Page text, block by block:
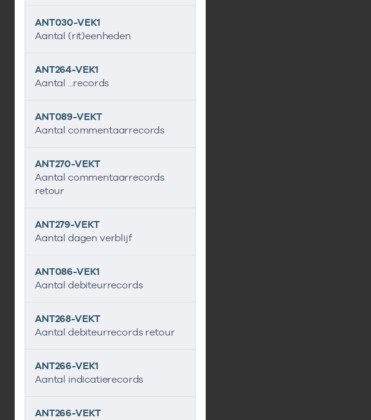
ANT030-VEK1
Aantal (rit)eenheden
ANT264-VEK1
Aantal ...records
ANT089-VEKT
Aantal commentaarrecords
ANT270-VEKT
Aantal commentaarrecords
retour
ANT279-VEKT
Aantal dagen verblijf
ANT086-VEK1
Aantal debiteurrecords
ANT268-VEKT
Aantal debiteurrecords retour
ANT266-VEK1
Aantal indicatierecords
ANT266-VEKT